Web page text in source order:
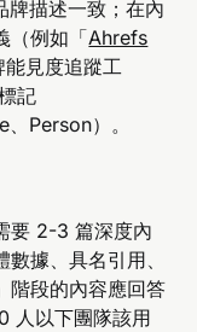
描述一致；在內
（例如「Ahrefs
能見度追蹤工
記
Person）。
要 2-3 篇深度內
據、具名引用、
階段的內容應回答
人以下團隊該用